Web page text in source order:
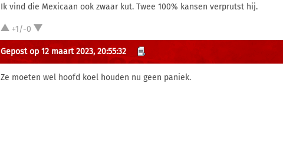
Ik vind die Mexicaan ook zwaar kut. Twee 100% kansen verprutst hij.
+1/-0
Gepost op 12 maart 2023, 20:55:32
Ze moeten wel hoofd koel houden nu geen paniek.